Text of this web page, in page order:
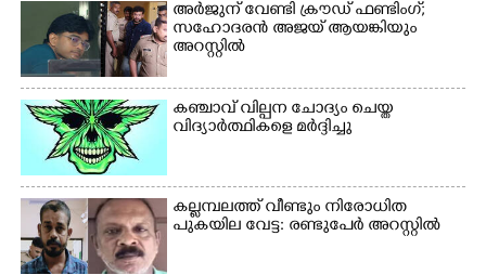
സംയുക്ത സമര സമിതി
സംഘടിപ്പിച്ച ജയിൽ
നിറയ്ക്കൽ സമരത്തിൽ
പങ്കെടുത്തുകൊണ്ട്
മുദ്രാവാക്യം വിളിക്കുന്ന
മുൻ മന്ത്രി എസ്. ശർമ്മ
ബീച്ചിൽ നിന്നുള്ള കാഴ്ച്ച
അർജുന് വേണ്ടി ക്രൗഡ് ഫണ്ടിംഗ്;
സഹോദരൻ അജയ് ആയങ്കിയും
അറസ്റ്റിൽ
കഞ്ചാവ് വില്പന ചോദ്യം ചെയ്ത
വിദ്യാർത്ഥികളെ മർദ്ദിച്ചു
കല്ലമ്പലത്ത് വീണ്ടും നിരോധിത
പുകയില വേട്ട: രണ്ടുപേർ അറസ്റ്റിൽ